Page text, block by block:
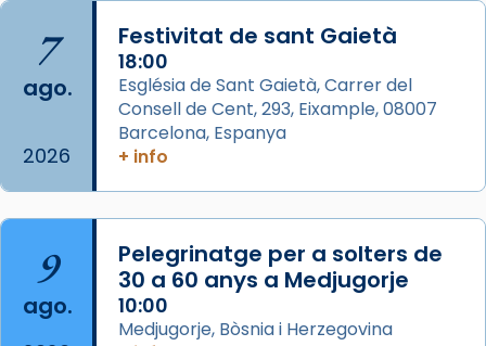
de Barcelona.
2 weeks ago
Aquest dilluns, 27 de juliol, ha tingut lloc la
missa d’acció de gràcies en agraïment al
comitè organitzador de la visita apostòlica
L’arquebisbe de Barcelona, el cardenal Joan
Josep Omella, ha presidit la missa i l’ha
concelebrat el bisbe auxiliar de Barcelona,
Mons. David Abadías.
7
ago.
2026
Festivitat de sant Gaietà
18:00
Església de Sant Gaietà, Carrer del
Consell de Cent, 293, Eixample, 08007
Barcelona, Espanya
+ info
9
ago.
Pelegrinatge per a solters de
30 a 60 anys a Medjugorje
10:00
Medjugorje, Bòsnia i Herzegovina